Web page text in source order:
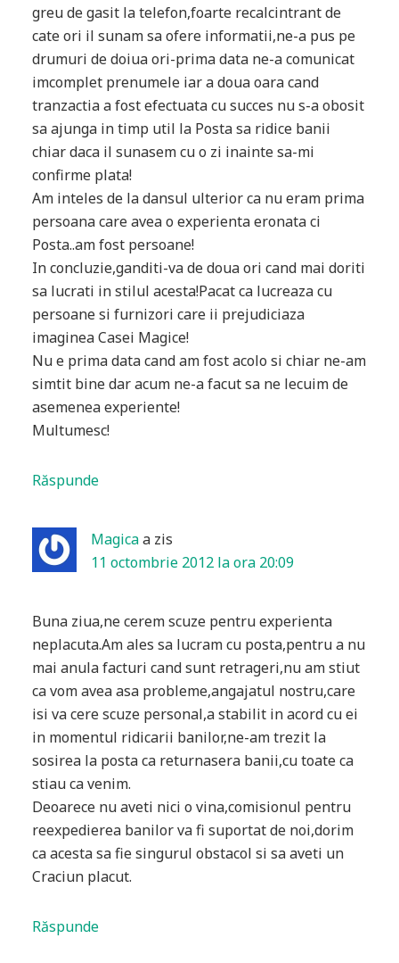
greu de gasit la telefon,foarte recalcintrant de
cate ori il sunam sa ofere informatii,ne-a pus pe
drumuri de doiua ori-prima data ne-a comunicat
imcomplet prenumele iar a doua oara cand
tranzactia a fost efectuata cu succes nu s-a obosit
sa ajunga in timp util la Posta sa ridice banii
chiar daca il sunasem cu o zi inainte sa-mi
confirme plata!
Am inteles de la dansul ulterior ca nu eram prima
persoana care avea o experienta eronata ci
Posta..am fost persoane!
In concluzie,ganditi-va de doua ori cand mai doriti
sa lucrati in stilul acesta!Pacat ca lucreaza cu
persoane si furnizori care ii prejudiciaza
imaginea Casei Magice!
Nu e prima data cand am fost acolo si chiar ne-am
simtit bine dar acum ne-a facut sa ne lecuim de
asemenea experiente!
Multumesc!
Răspunde
Magicaa zis
11 octombrie 2012 la ora 20:09
Buna ziua,ne cerem scuze pentru experienta
neplacuta.Am ales sa lucram cu posta,pentru a nu
mai anula facturi cand sunt retrageri,nu am stiut
ca vom avea asa probleme,angajatul nostru,care
isi va cere scuze personal,a stabilit in acord cu ei
in momentul ridicarii banilor,ne-am trezit la
sosirea la posta ca returnasera banii,cu toate ca
stiau ca venim.
Deoarece nu aveti nici o vina,comisionul pentru
reexpedierea banilor va fi suportat de noi,dorim
ca acesta sa fie singurul obstacol si sa aveti un
Craciun placut.
Răspunde